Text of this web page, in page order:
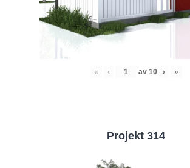
« ‹ av 10 › »
Projekt 314